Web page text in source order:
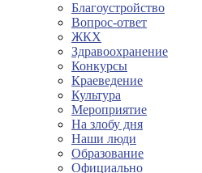
Благоустройство
Вопрос-ответ
ЖКХ
Здравоохранение
Конкурсы
Краеведение
Культура
Мероприятие
На злобу дня
Наши люди
Образование
Официально